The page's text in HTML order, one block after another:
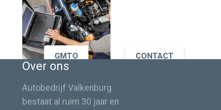
GMTO CONTACT
Over ons
Autobedrijf Valkenburg
bestaat al ruim 30 jaar en